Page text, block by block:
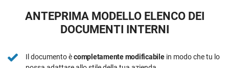
ANTEPRIMA MODELLO ELENCO DEI
DOCUMENTI INTERNI
Il documento ècompletamente modificabilein modo che tu lo